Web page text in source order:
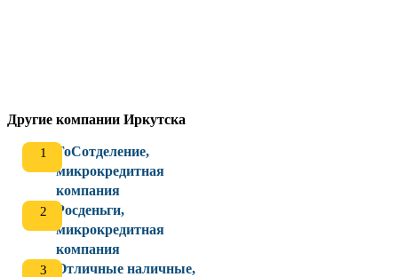
Другие компании Иркутска
ГоСотделение,
микрокредитная
компания
Росденьги,
микрокредитная
компания
Отличные наличные,